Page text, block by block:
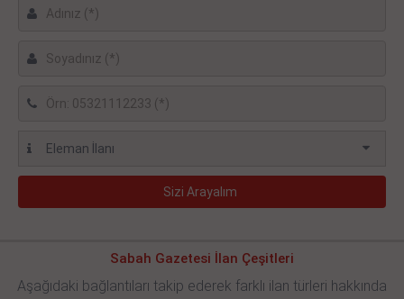
Sabah Gazetesi İlan Çeşitleri
Aşağıdaki bağlantıları takip ederek farklı ilan türleri hakkında